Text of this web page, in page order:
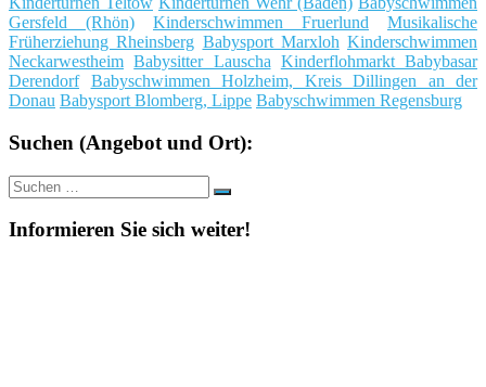
Gersfeld (Rhön)
Kinderschwimmen Fruerlund
Musikalische
Früherziehung Rheinsberg Babysport Marxloh Kinderschwimmen
Neckarwestheim Babysitter Lauscha Kinderflohmarkt Babybasar
Derendorf
Babyschwimmen Holzheim, Kreis Dillingen an der
Donau Babysport Blomberg, Lippe Babyschwimmen Regensburg
Suchen (Angebot und Ort):
Suche
nach:
Suchen
Informieren Sie sich weiter!